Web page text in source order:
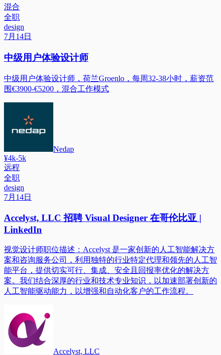
混合
全职
design
7月14日
中级用户体验设计师
中级用户体验设计师，荷兰Groenlo，每周32-38小时，薪资范
围€3900-€5200，混合工作模式
Nedap
¥4k-5k
远程
全职
design
7月14日
Accelyst, LLC 招聘 Visual Designer 在哥伦比亚 |
LinkedIn
视觉设计师职位描述：Accelyst 是一家创新的人工智能解决方
案和咨询服务公司，利用独特的行业特定代理和领先的人工智
能平台，提供切实可行、集成、安全且回报率优化的解决方
案。我们结合深厚的行业和技术专业知识，以加速部署创新的
人工智能驱动能力，以增强和自动化客户的工作流程。
Accelyst, LLC